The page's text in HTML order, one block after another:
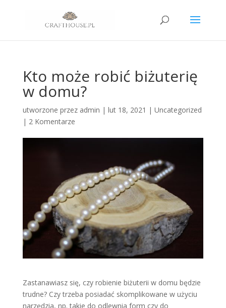
Kto może robić biżuterię
w domu?
utworzone przez admin | lut 18, 2021 | Uncategorized
| 2 Komentarze
Zastanawiasz się, czy robienie biżuterii w domu będzie
trudne? Czy trzeba posiadać skomplikowane w użyciu
narzędzia, np. takie do odlewnia form czy do